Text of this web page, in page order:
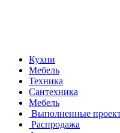
Кухни
Мебель
Техника
Сантехника
Мебель
Выполненные
Распродажа